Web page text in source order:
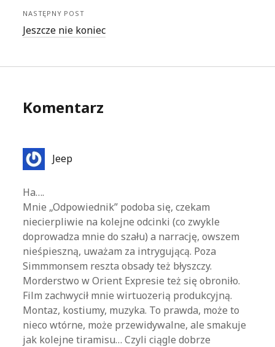
NASTĘPNY POST
Jeszcze nie koniec
Komentarz
Jeep
Ha….
Mnie „Odpowiednik” podoba się, czekam
niecierpliwie na kolejne odcinki (co zwykle
doprowadza mnie do szału) a narrację, owszem
nieśpieszną, uważam za intrygującą. Poza
Simmmonsem reszta obsady też błyszczy.
Morderstwo w Orient Expresie też się obroniło.
Film zachwycił mnie wirtuozerią produkcyjną.
Montaz, kostiumy, muzyka. To prawda, może to
nieco wtórne, może przewidywalne, ale smakuje
jak kolejne tiramisu… Czyli ciągle dobrze